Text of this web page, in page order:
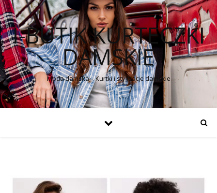
I-BUTIK KURTECZKI
DAMSKIE
Moda damska – Kurtki i stylizacje damskie